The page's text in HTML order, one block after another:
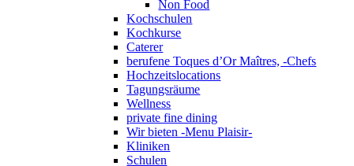
Non Food
Kochschulen
Kochkurse
Caterer
berufene Toques d’Or Maîtres, -Chefs
Hochzeitslocations
Tagungsräume
Wellness
private fine dining
Wir bieten -Menu Plaisir-
Kliniken
Schulen